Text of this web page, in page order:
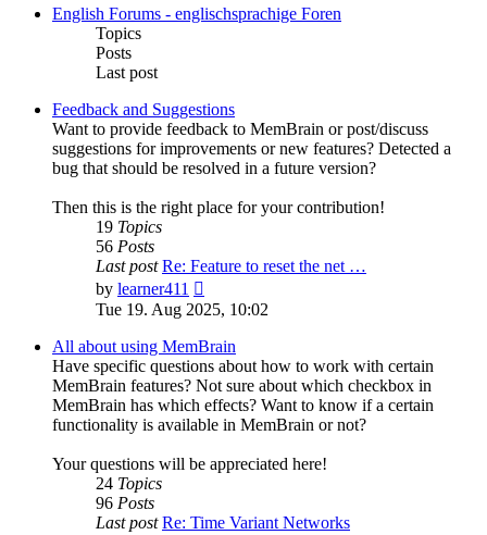
post
English Forums - englischsprachige Foren
Topics
Posts
Last post
Feedback and Suggestions
Want to provide feedback to MemBrain or post/discuss
suggestions for improvements or new features? Detected a
bug that should be resolved in a future version?
Then this is the right place for your contribution!
19 Topics
56 Posts
Last post Re: Feature to reset the net …
by learner411
the
post
Tue 19. Aug 2025, 10:02
All about using MemBrain
Have specific questions about how to work with certain
MemBrain features? Not sure about which checkbox in
MemBrain has which effects? Want to know if a certain
functionality is available in MemBrain or not?
Your questions will be appreciated here!
24 Topics
96 Posts
Last post Re: Time Variant Networks